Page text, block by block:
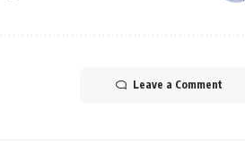
Leave a Comment